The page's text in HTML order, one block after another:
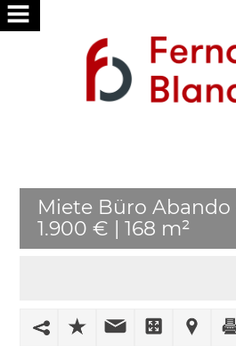
PUBLISH
Miete Büro Abando
1.900 € | 168 m²